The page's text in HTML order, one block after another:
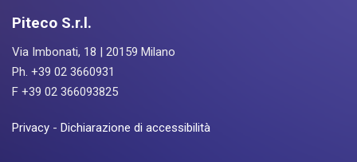
Piteco S.r.l.
Via Imbonati, 18 | 20159 Milano
Ph. +39 02 3660931
F +39 02 366093825
Privacy - Dichiarazione di accessibilità